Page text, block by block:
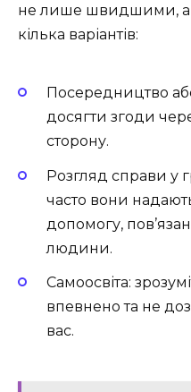
не лише швидшими, а
кілька варіантів:
Посередництво
досягти згоди
сторону.
Розгляд справи у
часто вони
допомогу,
людини.
Самоосвіта:
впевнено та не
вас.